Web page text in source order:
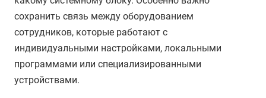
сохранить связь между оборудованием
сотрудников, которые работают с
индивидуальными настройками, локальными
программами или специализированными
устройствами.